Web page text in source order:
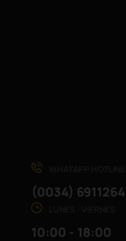
(0034)
10:00 - 18:00